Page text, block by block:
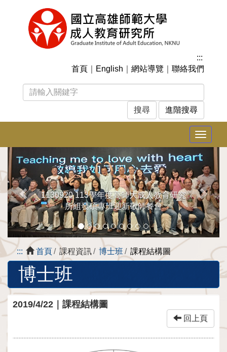
:::
首頁
English 網站導覽 聯絡我們
進階搜尋
Toggle
1130920 113學年度高師大成人教育研究
所組發碩專班迎新敬師餐會
上
一
張
下
一
張
::: 首頁 課程資訊 博士班 課程結構圖
博士班
2019/4/22｜課程結構圖
回上頁